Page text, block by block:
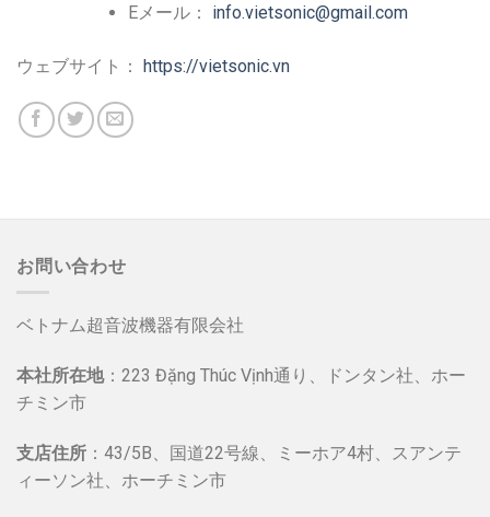
Eメール： info.vietsonic@gmail.com
ウェブサイト： https://vietsonic.vn
お問い合わせ
ベトナム超音波機器有限会社
本社所在地：223 Đặng Thúc Vịnh通り、ドンタン社、ホー
チミン市
支店住所 ：43/5B、国道22号線、ミーホア4村、スアンテ
ィーソン社、ホーチミン市